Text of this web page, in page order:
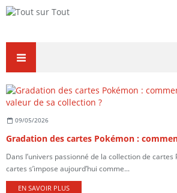
09/05/2026
Dans l’univers passionné de la collection de
cartes s’impose aujourd’hui comme...
EN SAVOIR PLUS